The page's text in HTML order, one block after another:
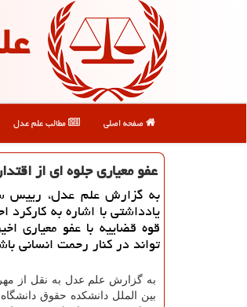
صفحه اصلی مطالب علم عدل
عفو معیاری جلوه ای از
به گزارش علم عدل، رییس
یادداشتی با اشاره به
قوه قضاییه با عفو معیاری
تواند در کنار رحمت انسانی
به گزارش علم عدل به نقل از
بین الملل دانشکده حقوق